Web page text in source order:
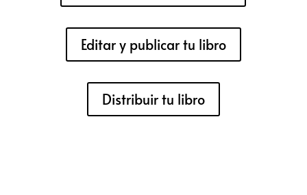
Editar y publicar tu libro
Distribuir tu libro